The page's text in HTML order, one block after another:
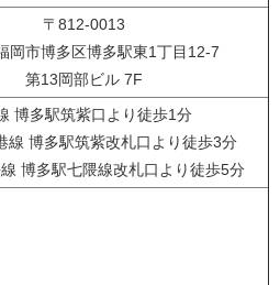
〒812-0013
岡市博多区博多駅東1丁目12-7
第13岡部ビル 7F
博多駅筑紫口より徒歩1分
線 博多駅筑紫改札口より徒歩3分
博多駅七隈線改札口より徒歩5分